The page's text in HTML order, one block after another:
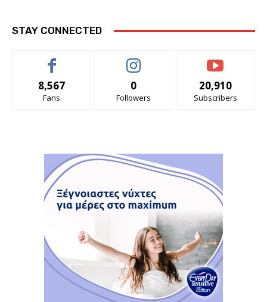
STAY CONNECTED
8,567
Fans
0
Followers
20,910
Subscribers